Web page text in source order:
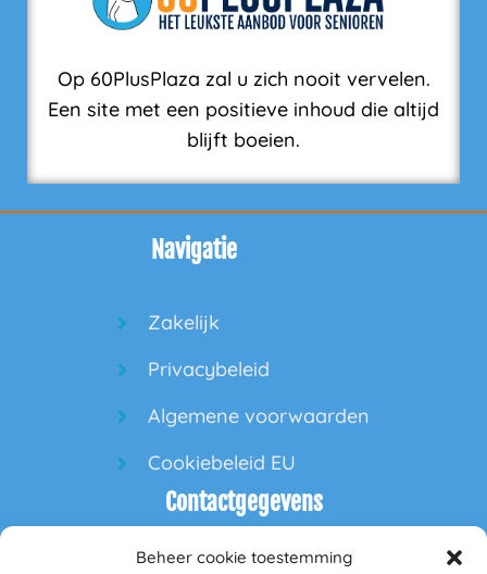
Beheer cookie toestemming
Op 60PlusPlaza zal u zich nooit vervelen.
Een site met een positieve inhoud die altijd
blijft boeien.
Navigatie
Zakelijk
Privacybeleid
Algemene voorwaarden
Cookiebeleid EU
Contactgegevens